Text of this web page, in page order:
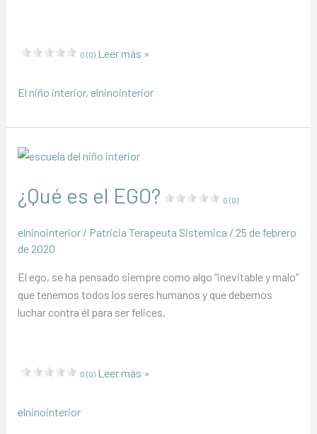
0 (0)Leer más »
El niño interior, elninointerior
¿Qué es el EGO? 0 (0)
elninointerior/ Patricia Terapeuta Sistemica / 25 de febrero
de 2020
El ego, se ha pensado siempre como algo “inevitable y malo”
que tenemos todos los seres humanos y que debemos
luchar contra él para ser felices.
es
EGO?
0 (0)Leer más »
elninointerior